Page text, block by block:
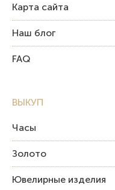
Карта сайта
Наш блог
FAQ
ВЫКУП
Часы
Золото
Ювелирные изделия